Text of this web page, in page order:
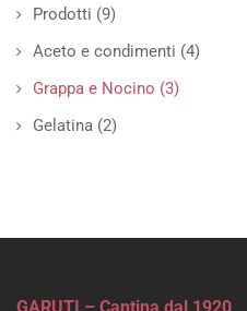
Prodotti (9)
Aceto e condimenti (4)
Grappa e Nocino (3)
Gelatina (2)